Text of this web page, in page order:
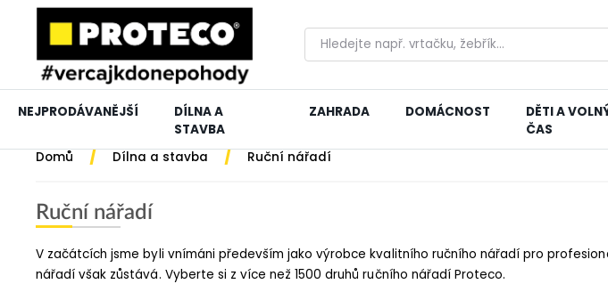
NEJPRODÁVANĚJŠÍ
DÍLNA A
STAVBA
ZAHRADA DOMÁCNOST
DĚTI A
ČAS
Domů / Dílna a stavba / Ruční nářadí
Ruční nářadí
V začátcích jsme byli vnímáni především jako výrobce kvalitního ručního nářadí pro
nářadí však zůstává. Vyberte si z více než 1500 druhů ručního nářadí Proteco.